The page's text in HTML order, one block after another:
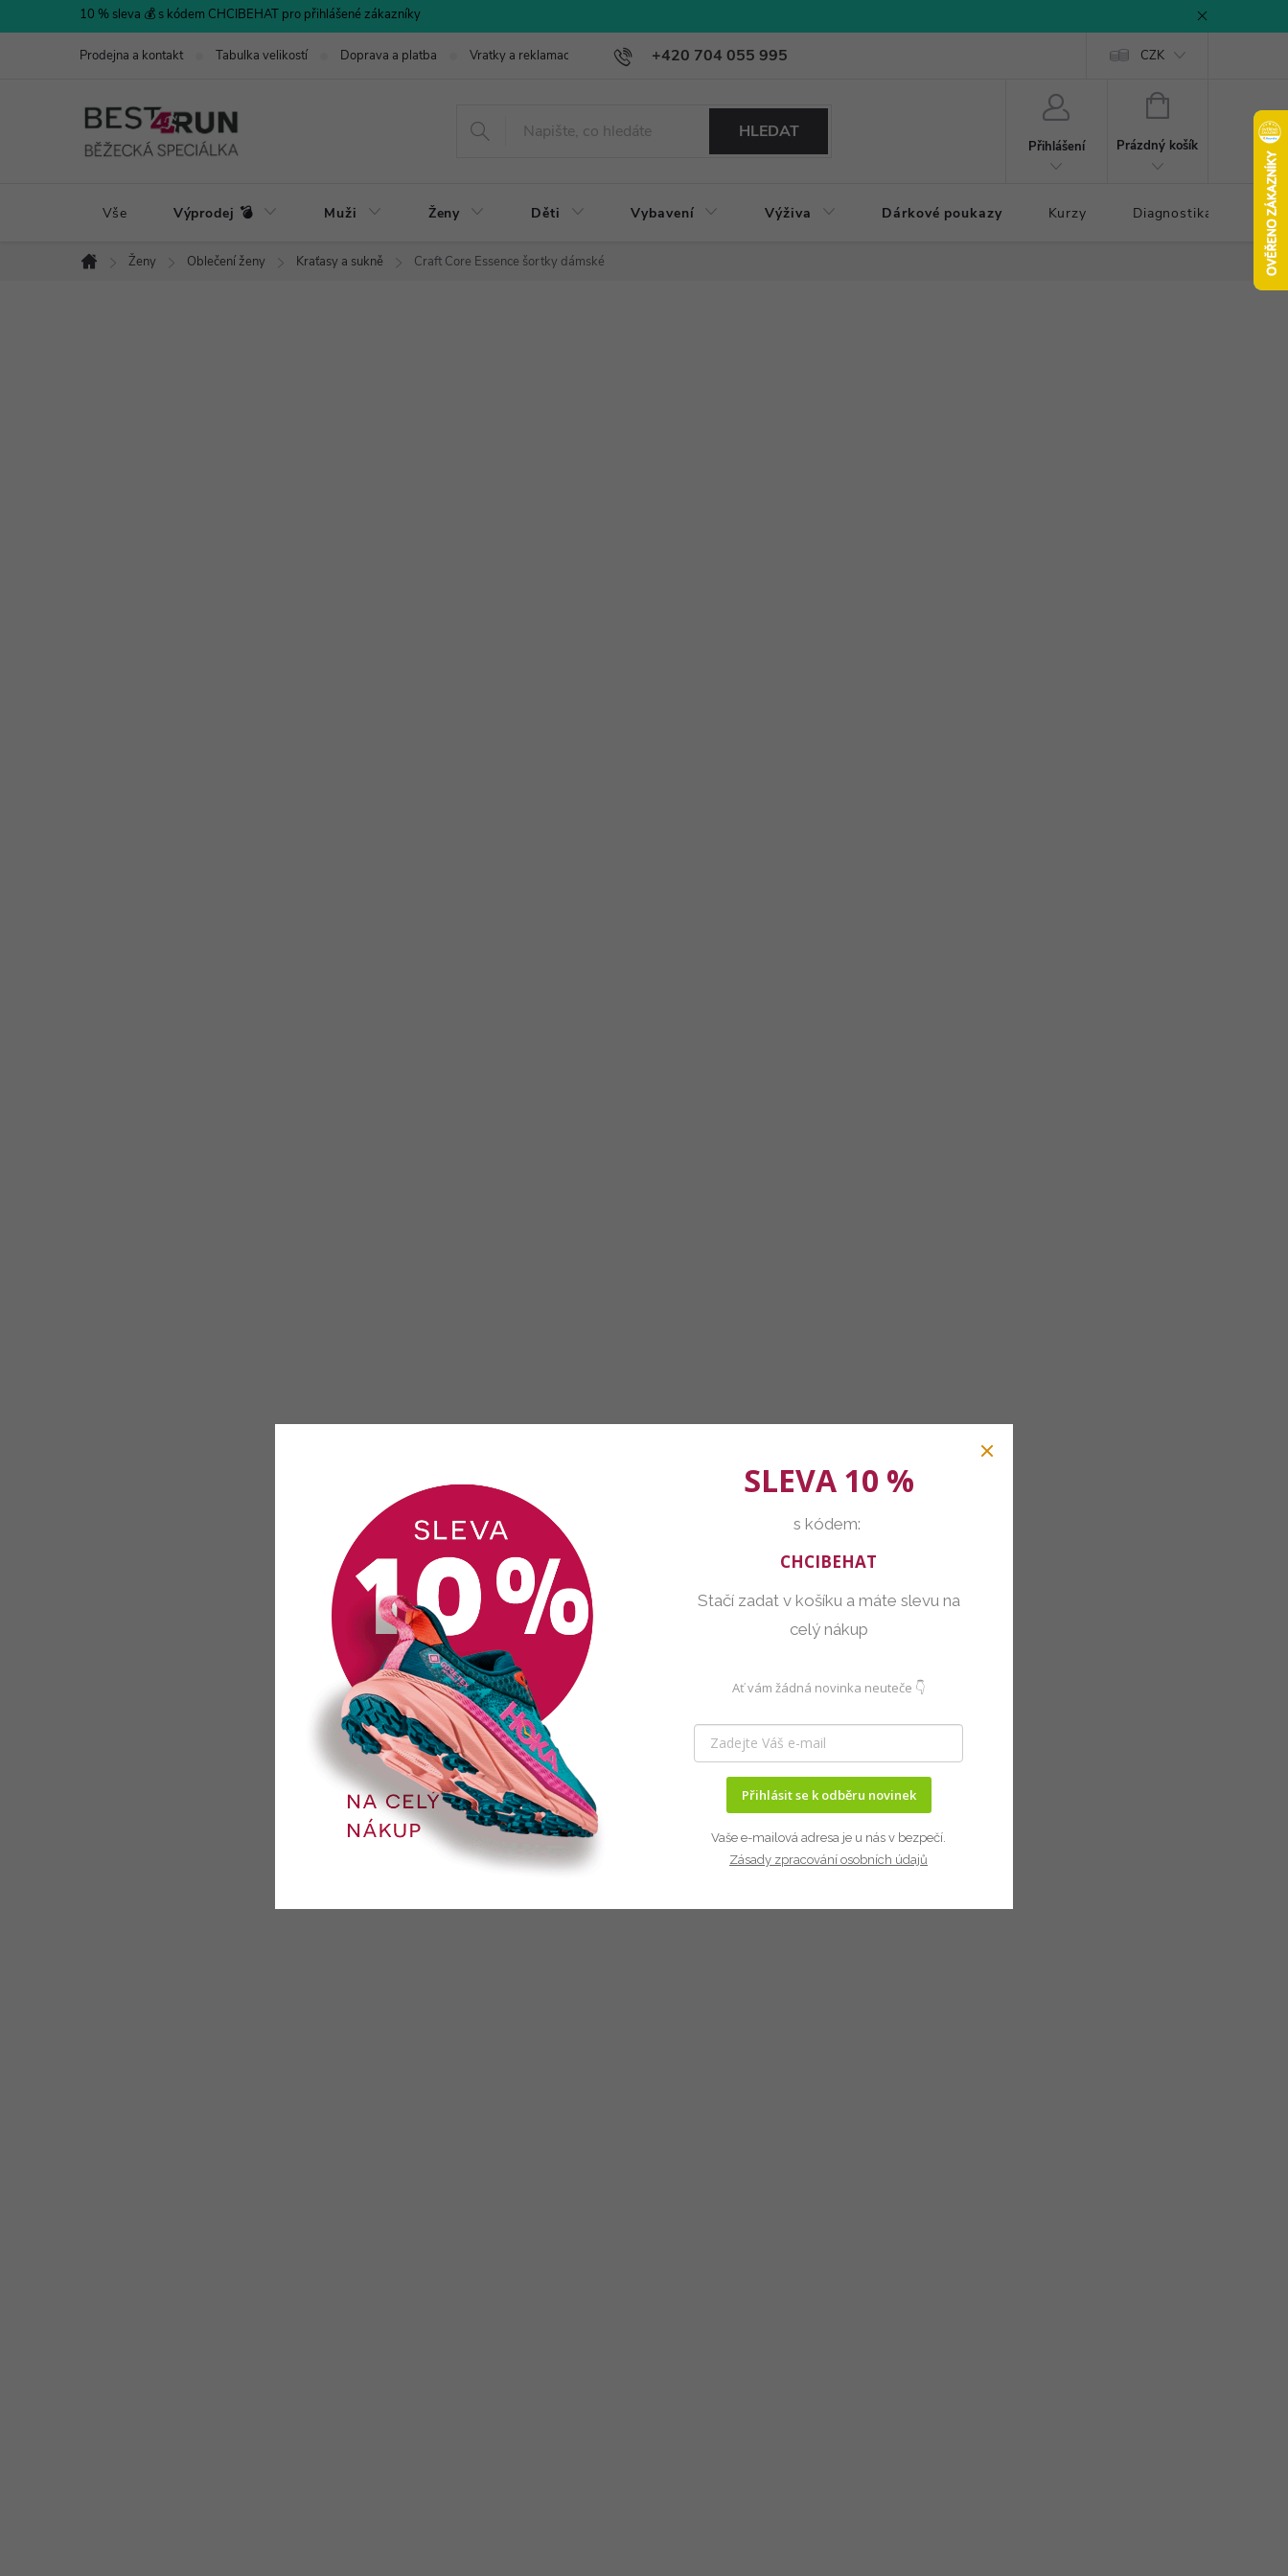
na
10 % sleva 💰 s kódem CHCIBEHAT pro přihlášené zákazníky
+420 704 055 995
Prodejna a kontakt Tabulka velikostí Doprava a platba Vratky a reklamace CZK
HLEDAT
Přihlášení
NÁKUPNÍ
Prázdný košík
Vše Výprodej 💣 Muži Ženy Děti Vybavení Výživa Dárkové poukazy Kurzy Diagnostika došlapu
Domů
Ženy Oblečení ženy Kraťasy a sukně Craft Core Essence šortky dámské
SLEVA 10 %
s kódem:
CHCIBEHAT
Stačí zadat v košíku a máte slevu na
celý nákup
Ať vám žádná novinka neuteče 👇
Přihlásit se k odběru novinek
Vaše e-mailová adresa je u nás v bezpečí.
Zásady zpracování osobních údajů